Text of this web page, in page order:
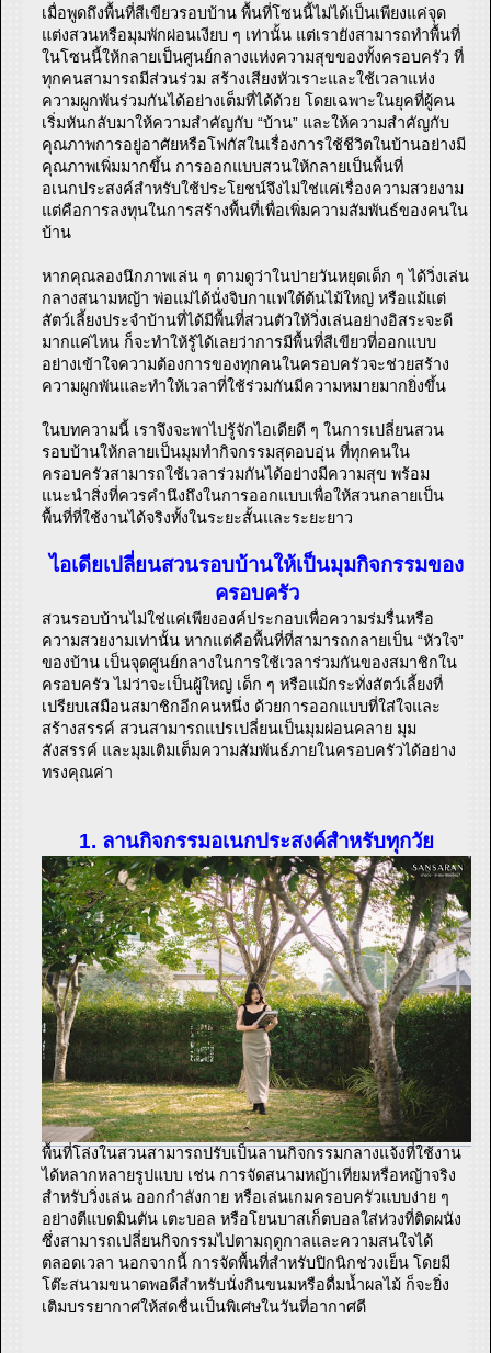
เมื่อพูดถึงพื้นที่สีเขียวรอบบ้าน พื้นที่โซนนี้ไม่ได้เป็นเพียงแค่จุด
แต่งสวนหรือมุมพักผ่อนเงียบ ๆ เท่านั้น แต่เรายังสามารถทำพื้นที่
ในโซนนี้ให้กลายเป็นศูนย์กลางแห่งความสุขของทั้งครอบครัว ที่
ทุกคนสามารถมีส่วนร่วม สร้างเสียงหัวเราะและใช้เวลาแห่ง
ความผูกพันร่วมกันได้อย่างเต็มที่ได้ด้วย โดยเฉพาะในยุคที่ผู้คน
เริ่มหันกลับมาให้ความสำคัญกับ “บ้าน” และให้ความสำคัญกับ
คุณภาพการอยู่อาศัยหรือโฟกัสในเรื่องการใช้ชีวิตในบ้านอย่างมี
คุณภาพเพิ่มมากขึ้น การออกแบบสวนให้กลายเป็นพื้นที่
อเนกประสงค์สำหรับใช้ประโยชน์จึงไม่ใช่แค่เรื่องความสวยงาม
แต่คือการลงทุนในการสร้างพื้นที่เพื่อเพิ่มความสัมพันธ์ของคนใน
บ้าน
หากคุณลองนึกภาพเล่น ๆ ตามดูว่าในบ่ายวันหยุดเด็ก ๆ ได้วิ่งเล่น
กลางสนามหญ้า พ่อแม่ได้นั่งจิบกาแฟใต้ต้นไม้ใหญ่ หรือแม้แต่
สัตว์เลี้ยงประจำบ้านที่ได้มีพื้นที่ส่วนตัวให้วิ่งเล่นอย่างอิสระจะดี
มากแค่ไหน ก็จะทำให้รู้ได้เลยว่าการมีพื้นที่สีเขียวที่ออกแบบ
อย่างเข้าใจความต้องการของทุกคนในครอบครัวจะช่วยสร้าง
ความผูกพันและทำให้เวลาที่ใช้ร่วมกันมีความหมายมากยิ่งขึ้น
ในบทความนี้ เราจึงจะพาไปรู้จักไอเดียดี ๆ ในการเปลี่ยนสวน
รอบบ้านให้กลายเป็นมุมทำกิจกรรมสุดอบอุ่น ที่ทุกคนใน
ครอบครัวสามารถใช้เวลาร่วมกันได้อย่างมีความสุข พร้อม
แนะนำสิ่งที่ควรคำนึงถึงในการออกแบบเพื่อให้สวนกลายเป็น
พื้นที่ที่ใช้งานได้จริงทั้งในระยะสั้นและระยะยาว
ไอเดียเปลี่ยนสวนรอบบ้านให้เป็นมุมกิจกรรมของ
ครอบครัว
สวนรอบบ้านไม่ใช่แค่เพียงองค์ประกอบเพื่อความร่มรื่นหรือ
ความสวยงามเท่านั้น หากแต่คือพื้นที่ที่สามารถกลายเป็น “หัวใจ”
ของบ้าน เป็นจุดศูนย์กลางในการใช้เวลาร่วมกันของสมาชิกใน
ครอบครัว ไม่ว่าจะเป็นผู้ใหญ่ เด็ก ๆ หรือแม้กระทั่งสัตว์เลี้ยงที่
เปรียบเสมือนสมาชิกอีกคนหนึ่ง ด้วยการออกแบบที่ใส่ใจและ
สร้างสรรค์ สวนสามารถแปรเปลี่ยนเป็นมุมผ่อนคลาย มุม
สังสรรค์ และมุมเติมเต็มความสัมพันธ์ภายในครอบครัวได้อย่าง
ทรงคุณค่า
1. ลานกิจกรรมอเนกประสงค์สำหรับทุกวัย
พื้นที่โล่งในสวนสามารถปรับเป็นลานกิจกรรมกลางแจ้งที่ใช้งาน
ได้หลากหลายรูปแบบ เช่น การจัดสนามหญ้าเทียมหรือหญ้าจริง
สำหรับวิ่งเล่น ออกกำลังกาย หรือเล่นเกมครอบครัวแบบง่าย ๆ
อย่างตีแบดมินตัน เตะบอล หรือโยนบาสเก็ตบอลใส่ห่วงที่ติดผนัง
ซึ่งสามารถเปลี่ยนกิจกรรมไปตามฤดูกาลและความสนใจได้
ตลอดเวลา นอกจากนี้ การจัดพื้นที่สำหรับปิกนิกช่วงเย็น โดยมี
โต๊ะสนามขนาดพอดีสำหรับนั่งกินขนมหรือดื่มน้ำผลไม้ ก็จะยิ่ง
เติมบรรยากาศให้สดชื่นเป็นพิเศษในวันที่อากาศดี